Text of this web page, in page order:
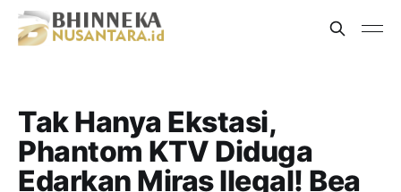
Tak Hanya Ekstasi,
Phantom KTV Diduga
Edarkan Miras Ilegal! Bea